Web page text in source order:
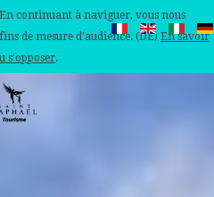
continuant à naviguer, vous nous
de mesure d'audience. (DE) En savoir
s'opposer.